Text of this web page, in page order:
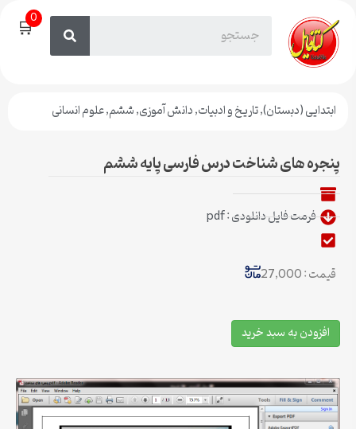
🛒0
ابتدایی (دبستان),تاریخ و ادبیات,دانش آموزی,ششم,علوم انسانی
پنجره های شناخت درس فارسی پایه ششم
فرمت فایل دانلودی : pdf
قیمت : 27,000
افزودن به سبد خرید